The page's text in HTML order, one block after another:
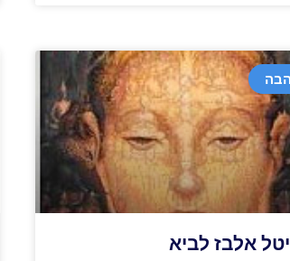
אלבז לביא